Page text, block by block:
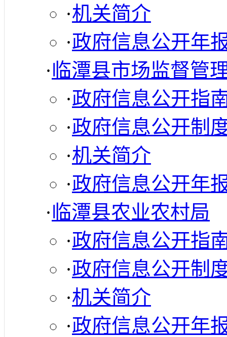
·机关简介
·政府信息公开年
·临潭县市场监督管
·政府信息公开指
·政府信息公开制
·机关简介
·政府信息公开年
·临潭县农业农村局
·政府信息公开指
·政府信息公开制
·机关简介
·政府信息公开年